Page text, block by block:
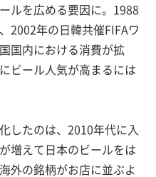
ルを広める要因に。1988
2002年の日韓共催FIFAワ
国内における消費が拡
ビール人気が高まるには
したのは、2010年代に入
増えて日本のビールをは
外の銘柄がお店に並ぶよ